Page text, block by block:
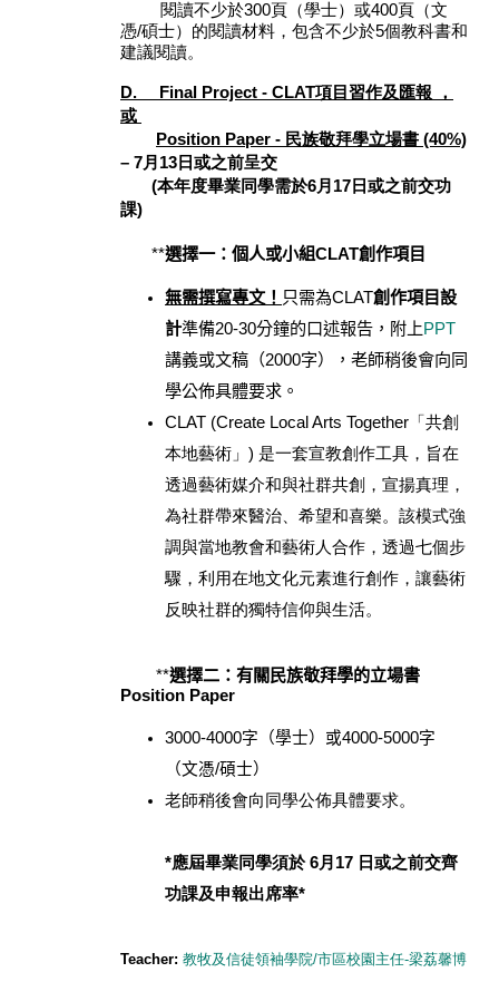
閱讀不少於300頁（學士）或400頁（文
憑/碩士）的閱讀材料，包含不少於5個教科書和
建議閱讀。
D. Final Project - CLAT項目習作及匯報 ，
或
Position Paper - 民族敬拜學立場書 (40%)
– 7月13日或之前呈交
(本年度畢業同學需於6月17日或之前交功
課)
**選擇一：個人或小組CLAT創作項目
無需撰寫專文！ 只需為CLAT創作項目設
計準備20-30分鐘的口述報告，附上PPT
講義或文稿（2000字），老師稍後會向同
學公佈具體要求。
CLAT (Create Local Arts Together「共創
本地藝術」) 是一套宣教創作工具，旨在
透過藝術媒介和與社群共創，宣揚真理，
為社群帶來醫治、希望和喜樂。該模式強
調與當地教會和藝術人合作，透過七個步
驟，利用在地文化元素進行創作，讓藝術
反映社群的獨特信仰與生活。
**選擇二：有關民族敬拜學的立場書
Position Paper
3000-4000字（學士）或4000-5000字
（文憑/碩士）
老師稍後會向同學公佈具體要求。
*應屆畢業同學須於 6月17 日或之前交齊
功課及申報出席率*
Teacher: 教牧及信徒領袖學院/市區校園主任-梁荔馨博